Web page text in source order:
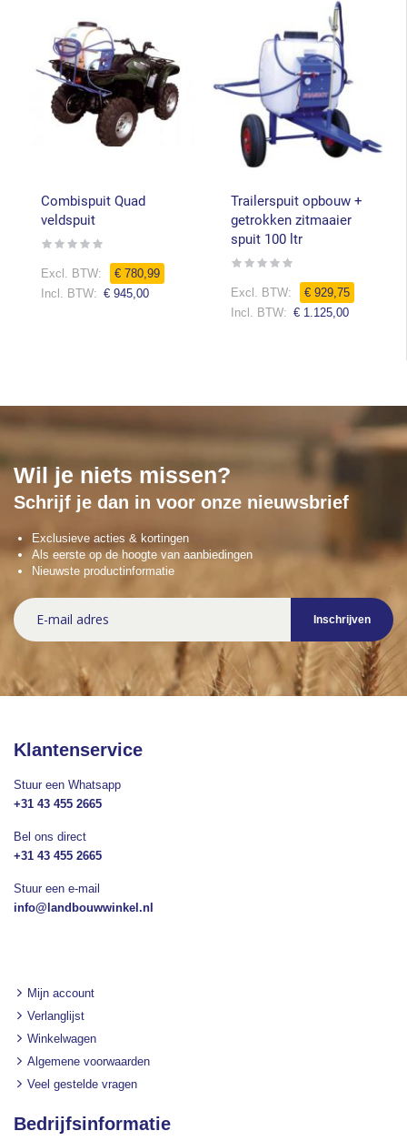
Combispuit Quad
veldspuit
Rating:
€ 780,99
Speciale
€ 945,00
Trailerspuit opbouw +
getrokken zitmaaier
spuit 100 ltr
Rating:
€ 929,75
Speciale
€ 1.125,00
Wil je niets missen?
Schrijf je dan in voor onze nieuwsbrief
Exclusieve acties & kortingen
Als eerste op de hoogte van aanbiedingen
Nieuwste productinformatie
Abonneer
u
op
Inschrijven
Klantenservice
Stuur een Whatsapp
+31 43 455 2665
Bel ons direct
+31 43 455 2665
Stuur een e-mail
info@landbouwwinkel.nl
Mijn account
Verlanglijst
Winkelwagen
Algemene voorwaarden
Veel gestelde vragen
Bedrijfsinformatie